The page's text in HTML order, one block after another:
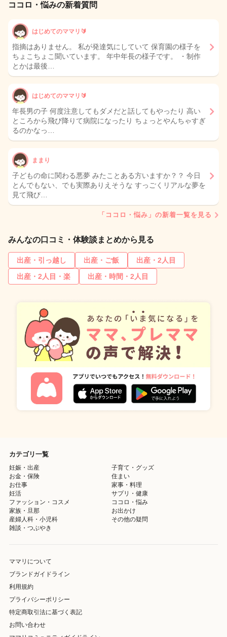
ココロ・悩みの新着質問
はじめてのママリ🔰
指摘はありません。 私が発達気にしていて 保育園の様子を
ちょこちょこ聞いています。 年中年長の様子です。 ・制作
とかは最後…
はじめてのママリ🔰
年長男の子 何度注意してもダメだと話してもやったり 高い
ところから飛び降りて病院になったり ちょっとやんちゃすぎ
るのかなっ…
ままり
子どもの命に関わる悪夢 みたことある方いますか？？ 今日
とんでもない、でも実際ありえそうな すっごくリアルな夢を
見て飛び…
「ココロ・悩み」の新着一覧を見る
みんなの口コミ・体験談まとめから見る
出産・引っ越し 出産・ご飯
出産・2人目
出産・2人目・楽
出産・時間・2人目
カテゴリ一覧
妊娠・出産
子育て・グッズ
お金・保険
住まい
お仕事
家事・料理
妊活
サプリ・健康
ファッション・コスメ
ココロ・悩み
家族・旦那
お出かけ
産婦人科・小児科
その他の疑問
雑談・つぶやき
ママリについて
ブランドガイドライン
利用規約
プライバシーポリシー
特定商取引法に基づく表記
お問い合わせ